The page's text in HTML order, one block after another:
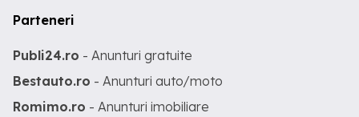
Parteneri
Publi24.ro - Anunturi gratuite
Bestauto.ro - Anunturi auto/moto
Romimo.ro - Anunturi imobiliare